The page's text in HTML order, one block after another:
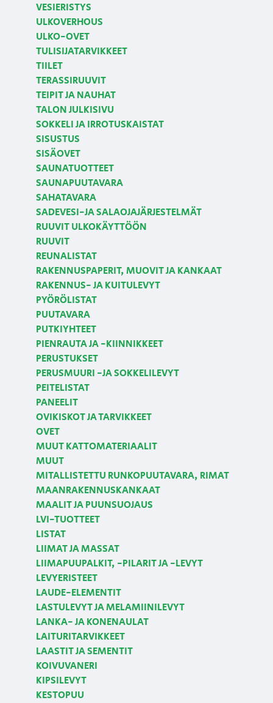
VESIERISTYS
ULKOVERHOUS
ULKO-OVET
TULISIJATARVIKKEET
TIILET
TERASSIRUUVIT
TEIPIT JA NAUHAT
TALON JULKISIVU
SOKKELI JA IRROTUSKAISTAT
SISUSTUS
SISÄOVET
SAUNATUOTTEET
SAUNAPUUTAVARA
SAHATAVARA
SADEVESI-JA SALAOJAJÄRJESTELMÄT
RUUVIT ULKOKÄYTTÖÖN
RUUVIT
REUNALISTAT
RAKENNUSPAPERIT, MUOVIT JA KANKAAT
RAKENNUS- JA KUITULEVYT
PYÖRÖLISTAT
PUUTAVARA
PUTKIYHTEET
PIENRAUTA JA -KIINNIKKEET
PERUSTUKSET
PERUSMUURI -JA SOKKELILEVYT
PEITELISTAT
PANEELIT
OVIKISKOT JA TARVIKKEET
OVET
MUUT KATTOMATERIAALIT
MUUT
MITALLISTETTU RUNKOPUUTAVARA, RIMAT
MAANRAKENNUSKANKAAT
MAALIT JA PUUNSUOJAUS
LVI-TUOTTEET
LISTAT
LIIMAT JA MASSAT
LIIMAPUUPALKIT, -PILARIT JA -LEVYT
LEVYERISTEET
LAUDE-ELEMENTIT
LASTULEVYT JA MELAMIINILEVYT
LANKA- JA KONENAULAT
LAITURITARVIKKEET
LAASTIT JA SEMENTIT
KOIVUVANERI
KIPSILEVYT
KESTOPUU